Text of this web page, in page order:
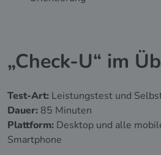
„Check-U“ im
Test-Art: Leistungstest und
Dauer: 85 Minuten
Plattform: Desktop und alle
Smartphone